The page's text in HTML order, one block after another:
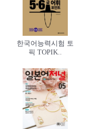
한국어능력시험 토
픽 TOPIK..